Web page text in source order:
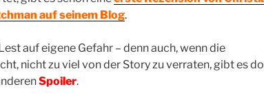
auf seinem Blog.
Lest auf eigene Gefahr – denn auch, wenn die
nicht zu viel von der Story zu verraten, gibt es
Spoiler.